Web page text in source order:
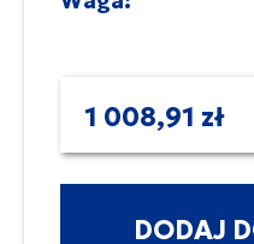
1 008,91 zł
DODAJ